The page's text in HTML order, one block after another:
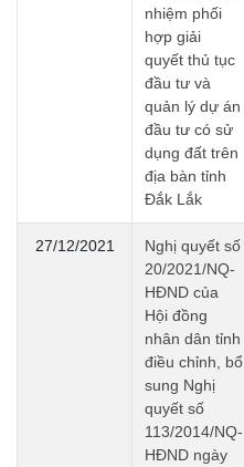
nhiệm phối
hợp giải
quyết thủ tục
đầu tư và
quản lý dự án
đầu tư có sử
dụng đất trên
địa bàn tỉnh
Đắk Lắk
27/12/2021
Nghị quyết số
20/2021/NQ-
HĐND của
Hội đồng
nhân dân tỉnh
điều chỉnh, bổ
sung Nghị
quyết số
113/2014/NQ-
HĐND ngày